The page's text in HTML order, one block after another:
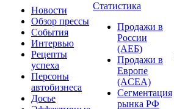
Новости
Обзор прессы
События
Интервью
Рецепты
успеха
Персоны
автобизнеса
Досье
Статистика
Продажи в
России
(АЕБ)
Продажи в
Европе
(ACEA)
Сегментация
рынка РФ